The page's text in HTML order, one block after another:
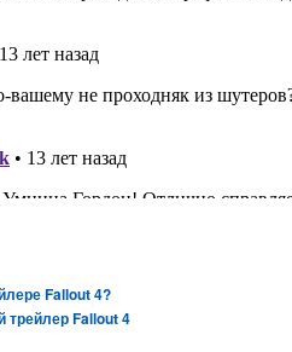
Fallout 4?
Fallout 4